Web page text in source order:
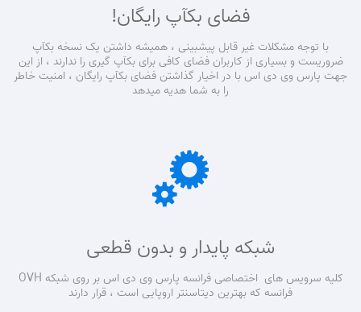
فضای بکآپ رایگان!
با توجه مشکلات غیر قابل پیشبینی ، همیشه داشتن یک نسخه بکآپ
ضروریست و بسیاری از کاربران فضای کافی برای بکآپ گیری را ندارند ، از این
جهت پارس وی دی اس با در اخیار گذاشتن فضای بکآپ رایگان ، امنیت خاطر
را به شما هدیه میدهد
شبکه پایدار و بدون قطعی
کلیه سرویس های اختصاصی فرانسه پارس وی دی اس بر روی شبکه OVH
فرانسه که بهترین دیتاسنتر اروپایی است ، قرار دارند